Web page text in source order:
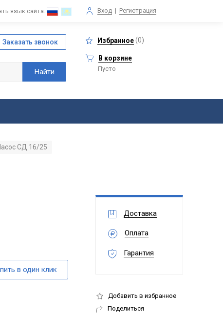
Вход | Регистрация
язык сайта:
Избранное(0)
В корзине
Пусто
СД 16/25
Доставка
Оплата
Гарантия
Добавить в избранное
Поделиться